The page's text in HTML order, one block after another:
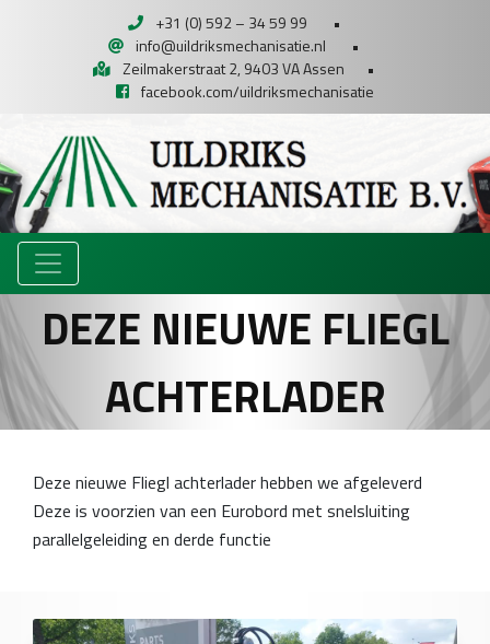
+31 (0) 592 – 34 59 99
•
info@uildriksmechanisatie.nl
•
Zeilmakerstraat 2, 9403 VA Assen
•
facebook.com/uildriksmechanisatie
DEZE NIEUWE FLIEGL
ACHTERLADER
Deze nieuwe Fliegl achterlader hebben we afgeleverd
Deze is voorzien van een Eurobord met snelsluiting
parallelgeleiding en derde functie